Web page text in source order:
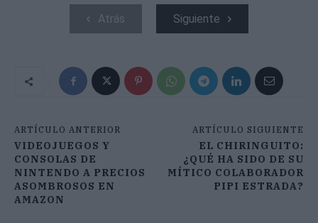
Atrás Siguiente
ARTÍCULO ANTERIOR
VIDEOJUEGOS Y
CONSOLAS DE
NINTENDO A PRECIOS
ASOMBROSOS EN
AMAZON
ARTÍCULO SIGUIENTE
EL CHIRINGUITO:
¿QUÉ HA SIDO DE SU
MÍTICO COLABORADOR
PIPI ESTRADA?